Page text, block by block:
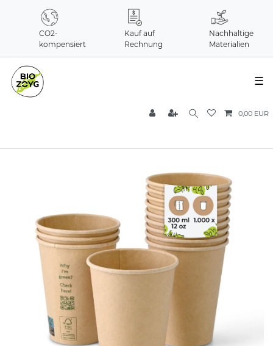
CO2-
kompensiert
Kauf auf
Rechnung
Nachhaltige
Materialien
☰
0,00 EUR